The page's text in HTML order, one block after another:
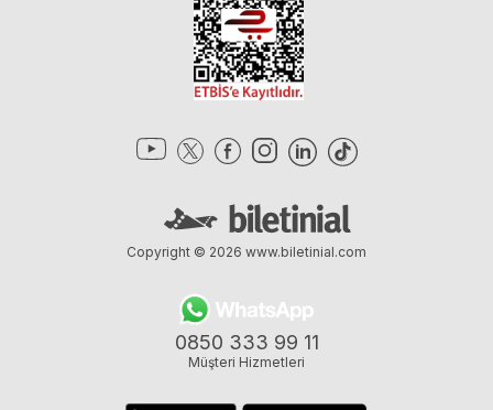
0850 333 99 11
Müşteri Hizmetleri
Copyright © 2026 www.biletinial.com